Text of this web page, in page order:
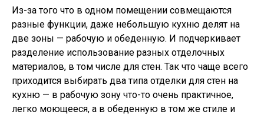
Из-за того что в одном помещении совмещаются
разные функции, даже небольшую кухню делят на
две зоны — рабочую и обеденную. И подчеркивает
разделение использование разных отделочных
материалов, в том числе для стен. Так что чаще всего
приходится выбирать два типа отделки для стен на
кухню — в рабочую зону что-то очень практичное,
легко моющееся, а в обеденную в том же стиле и